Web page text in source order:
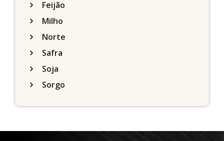
Feijão
Milho
Norte
Safra
Soja
Sorgo